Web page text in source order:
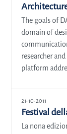
The goals of
domain of
researcher
platform
21-10-2011
Festival
La nona